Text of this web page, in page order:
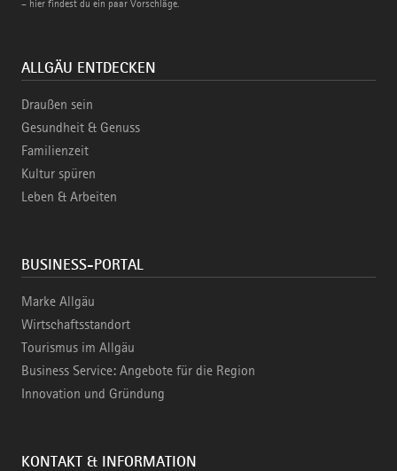
– hier findest du ein paar Vorschläge.
ALLGÄU ENTDECKEN
Draußen sein
Gesundheit & Genuss
Familienzeit
Kultur spüren
Leben & Arbeiten
BUSINESS-PORTAL
Marke Allgäu
Wirtschaftsstandort
Tourismus im Allgäu
Business Service: Angebote für die Region
Innovation und Gründung
KONTAKT & INFORMATION